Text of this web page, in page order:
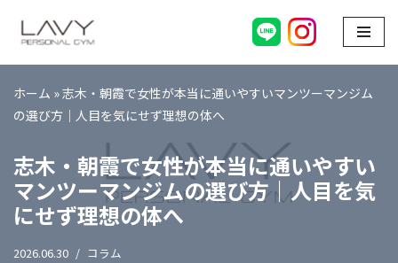
コ
ン
テ
ン
へ
ス
キ
ッ
プ
ホーム »志木・朝霞で女性が本当に通いやすいマンツーマンジム
の選び方｜人目を気にせず理想の体へ
志木・朝霞で女性が本当に通いやすい
マンツーマンジムの選び方｜人目を気
にせず理想の体へ
2026.06.30 コラム